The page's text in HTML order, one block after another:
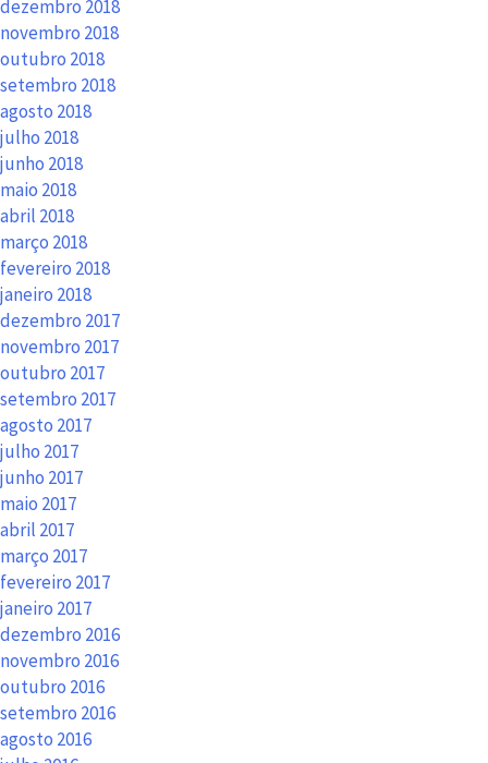
dezembro 2018
novembro 2018
outubro 2018
setembro 2018
agosto 2018
julho 2018
junho 2018
maio 2018
abril 2018
março 2018
fevereiro 2018
janeiro 2018
dezembro 2017
novembro 2017
outubro 2017
setembro 2017
agosto 2017
julho 2017
junho 2017
maio 2017
abril 2017
março 2017
fevereiro 2017
janeiro 2017
dezembro 2016
novembro 2016
outubro 2016
setembro 2016
agosto 2016